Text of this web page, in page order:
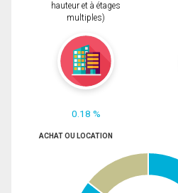
hauteur et à étages
multiples)
0.18 %
ACHAT OU LOCATION